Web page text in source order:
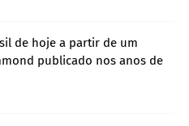
de hoje a partir de um
publicado nos anos de